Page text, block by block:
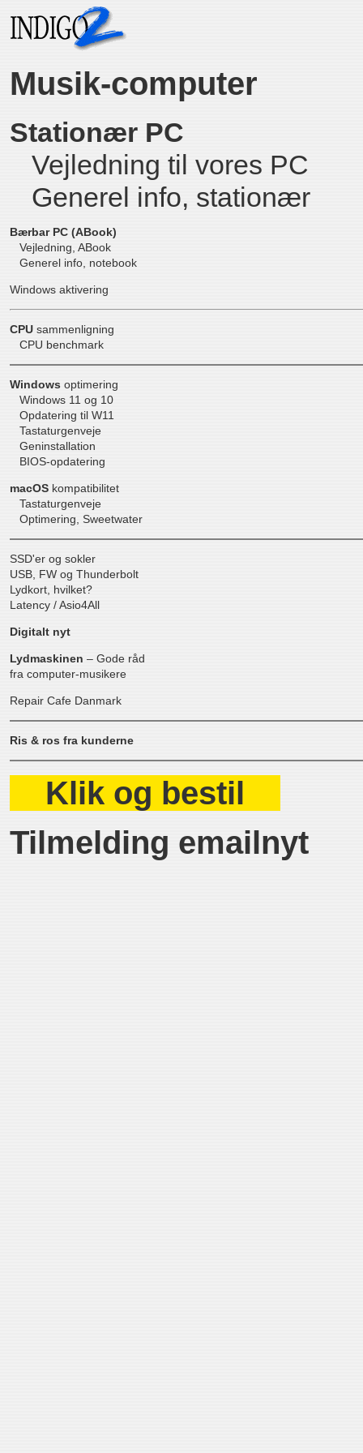
Musik-computer
Stationær PC
Vejledning til vores PC
Generel info, stationær
Bærbar PC (ABook)
Vejledning, ABook
Generel info, notebook
Windows aktivering
CPU sammenligning
CPU benchmark
Windows optimering
Windows 11 og 10
Opdatering til W11
Tastaturgenveje
Geninstallation
BIOS-opdatering
macOS kompatibilitet
Tastaturgenveje
Optimering, Sweetwater
SSD'er og sokler
USB, FW og Thunderbolt
Lydkort, hvilket?
Latency /Asio4All
Digitalt nyt
Lydmaskinen – Gode råd
fra computer-musikere
Repair Cafe Danmark
Ris & ros fra kunderne
Klik og bestil
Tilmelding emailnyt